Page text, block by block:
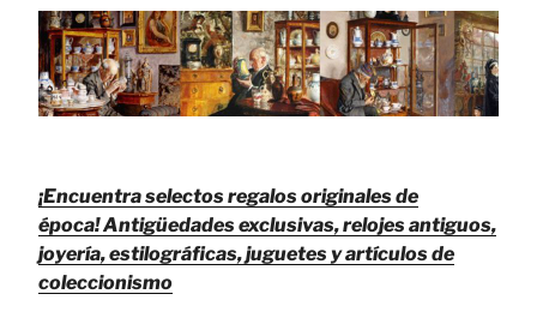
¡Encuentra selectos regalos originales de
época!Antigüedades exclusivas, relojes antiguos,
joyería, estilográficas, juguetes y artículos de
coleccionismo